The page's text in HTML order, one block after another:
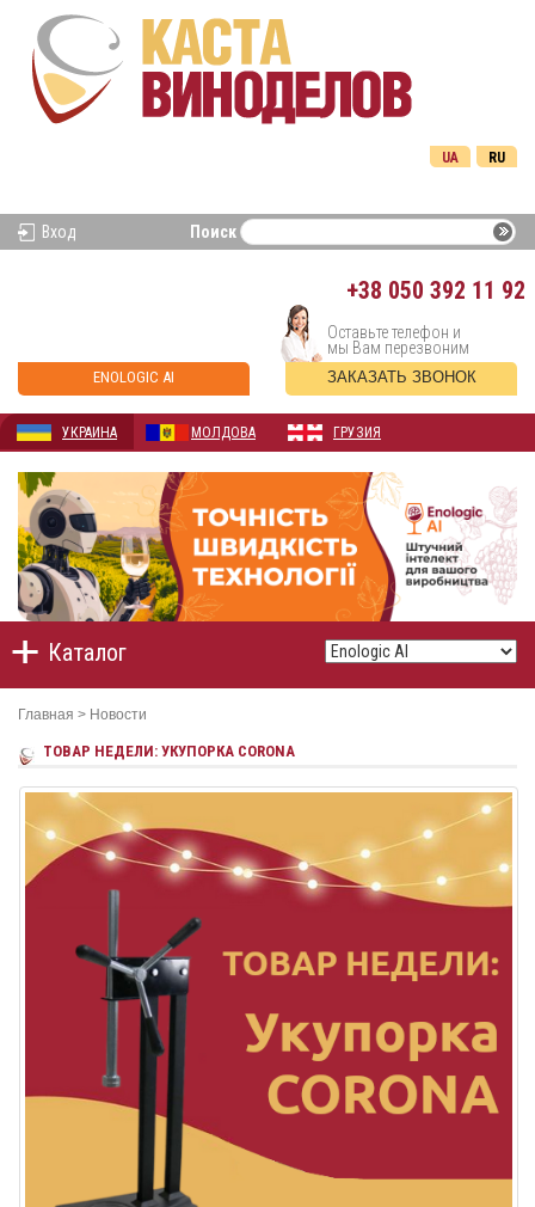
RU
UA
Вход Поиск
+38 050 392 11 92
ENOLOGIC AI
Оставьте телефон и
мы Вам перезвоним
ЗАКАЗАТЬ ЗВОНОК
УКРАИНА МОЛДОВА ГРУЗИЯ
Каталог
Главная > Новости
ТОВАР НЕДЕЛИ: УКУПОРКА CORONA